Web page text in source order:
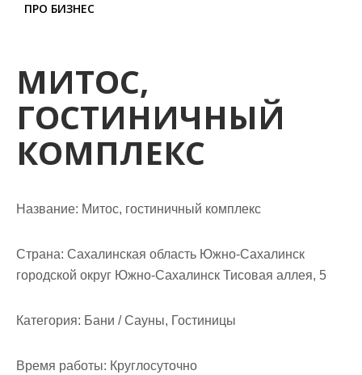
ПРО БИЗНЕС
МИТОС,
ГОСТИНИЧНЫЙ
КОМПЛЕКС
Название: Митос, гостиничный комплекс
Страна: Сахалинская область Южно-Сахалинск
городской округ Южно-Сахалинск Тисовая аллея, 5
Категория: Бани / Сауны, Гостиницы
Время работы: Круглосуточно